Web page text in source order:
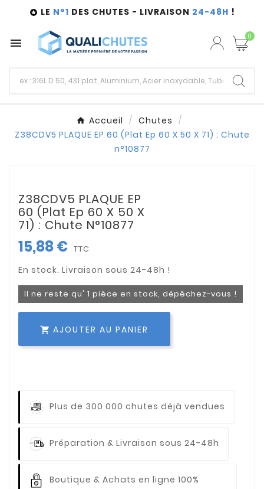
 LE N°1 DES CHUTES - LIVRAISON 24-48H !
 0
Accueil
Chutes
Z38CDV5 PLAQUE EP 60 (Plat Ep 60 X 50 X 71) : Chute
n°10877
Z38CDV5 PLAQUE EP
60 (Plat Ep 60 X 50 X
71) : Chute N°10877
15,88 € TTC
Il ne reste qu' 1 pièce en stock, dépêchez-vous !
 AJOUTER AU PANIER
Plus de 300 000 chutes déjà vendues
Préparation & Livraison sous 24-48h
Boutique & Achats en ligne 100%